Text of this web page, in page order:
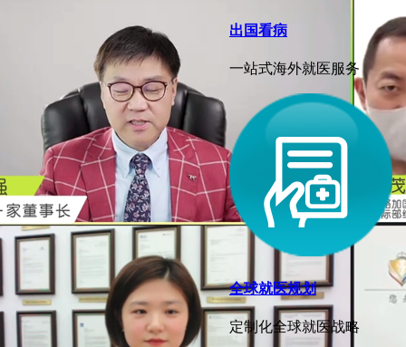
出国看病
一站式海外就医服务
全球就医规划
定制化全球就医战略